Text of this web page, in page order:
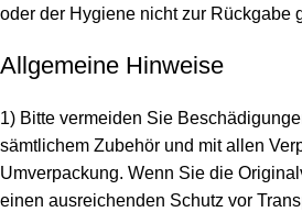
oder der Hygiene nicht zur Rückgabe
Allgemeine Hinweise
1) Bitte vermeiden Sie
sämtlichem Zubehör und mit allen
Umverpackung. Wenn Sie die
einen ausreichenden Schutz vor